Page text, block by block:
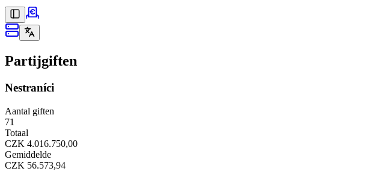
Partijgiften
Nestraníci
Aantal giften
71
Totaal
CZK 4.016.750,00
Gemiddelde
CZK 56.573,94